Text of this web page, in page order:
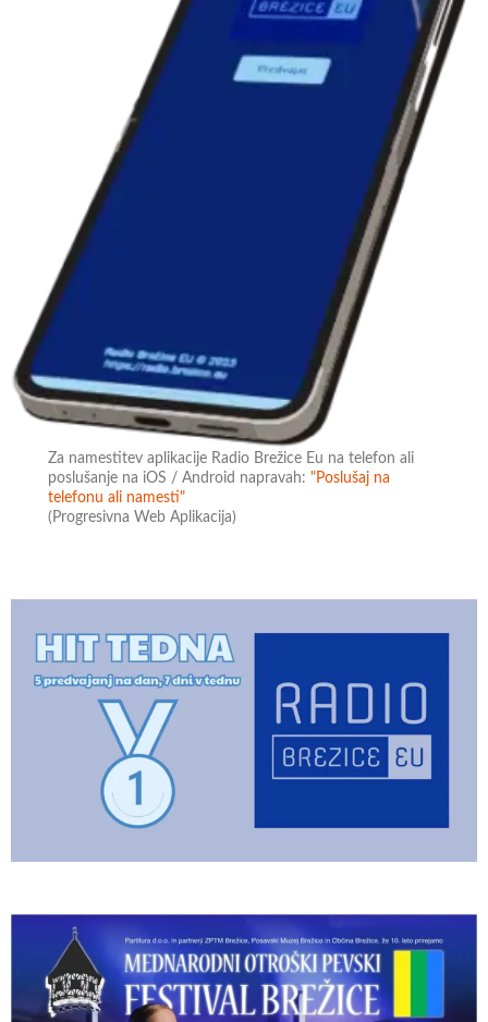
Za namestitev aplikacije Radio Brežice Eu na telefon ali
poslušanje na iOS / Android napravah: "Poslušaj na
telefonu ali namesti"
(Progresivna Web Aplikacija)